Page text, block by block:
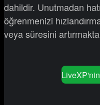
dahildir. Unutmadan
öğrenmenizi
veya süresini